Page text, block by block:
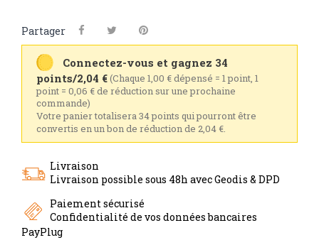
Partager
Connectez-vous et gagnez 34
points/2,04 €(Chaque 1,00 € dépensé = 1 point, 1
point = 0,06 € de réduction sur une prochaine
commande)
Votre panier totalisera 34 points qui pourront être
convertis en un bon de réduction de 2,04 €.
Livraison
Livraison possible sous 48h avec Geodis & DPD
Paiement sécurisé
Confidentialité de vos données bancaires
PayPlug